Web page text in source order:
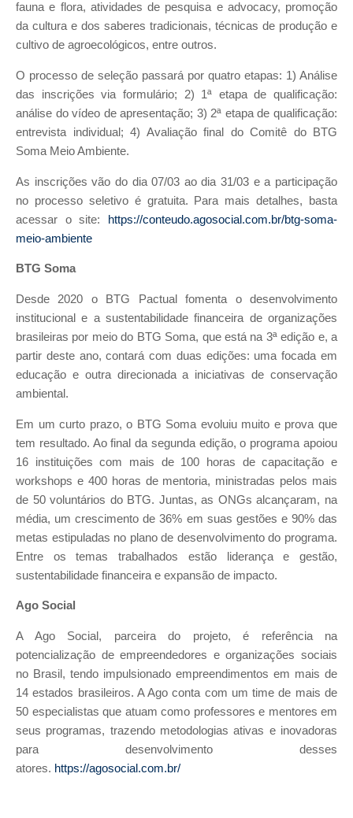
fauna e flora, atividades de pesquisa e advocacy, promoção
da cultura e dos saberes tradicionais, técnicas de produção e
cultivo de agroecológicos, entre outros.
O processo de seleção passará por quatro etapas: 1) Análise
das inscrições via formulário; 2) 1ª etapa de qualificação:
análise do vídeo de apresentação; 3) 2ª etapa de qualificação:
entrevista individual; 4) Avaliação final do Comitê do BTG
Soma Meio Ambiente.
As inscrições vão do dia 07/03 ao dia 31/03 e a participação
no processo seletivo é gratuita. Para mais detalhes, basta
acessar o site:
https://conteudo.agosocial.com.br/btg-soma-
meio-ambiente
BTG Soma
Desde 2020 o BTG Pactual fomenta o desenvolvimento
institucional e a sustentabilidade financeira de organizações
brasileiras por meio do BTG Soma, que está na 3ª edição e, a
partir deste ano, contará com duas edições: uma focada em
educação e outra direcionada a iniciativas de conservação
ambiental.
Em um curto prazo, o BTG Soma evoluiu muito e prova que
tem resultado. Ao final da segunda edição, o programa apoiou
16 instituições com mais de 100 horas de capacitação e
workshops e 400 horas de mentoria, ministradas pelos mais
de 50 voluntários do BTG. Juntas, as ONGs alcançaram, na
média, um crescimento de 36% em suas gestões e 90% das
metas estipuladas no plano de desenvolvimento do programa.
Entre os temas trabalhados estão liderança e gestão,
sustentabilidade financeira e expansão de impacto.
Ago Social
A Ago Social, parceira do projeto, é referência na
potencialização de empreendedores e organizações sociais
no Brasil, tendo impulsionado empreendimentos em mais de
14 estados brasileiros. A Ago conta com um time de mais de
50 especialistas que atuam como professores e mentores em
seus programas, trazendo metodologias ativas e inovadoras
para desenvolvimento desses
atores. https://agosocial.com.br/